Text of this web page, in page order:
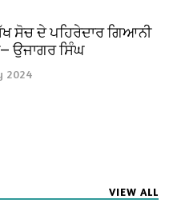
ਸੋਚ ਦੇ ਪਹਿਰੇਦਾਰ ਗਿਆਨੀ
ਉਜਾਗਰ ਸਿੰਘ
2024
VIEW ALL